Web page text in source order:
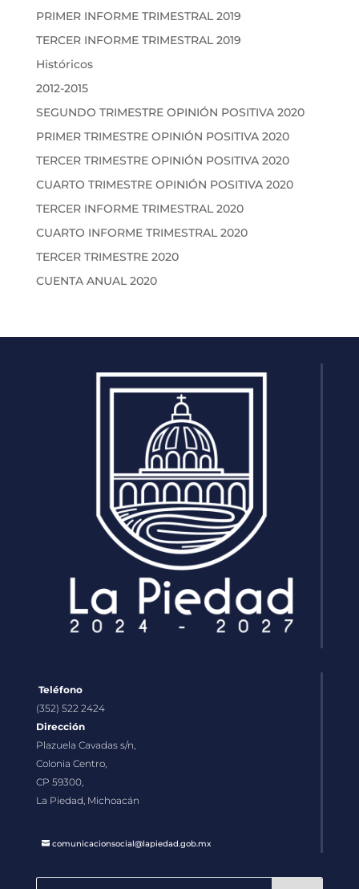
PRIMER INFORME TRIMESTRAL 2019
TERCER INFORME TRIMESTRAL 2019
Históricos
2012-2015
SEGUNDO TRIMESTRE OPINIÓN POSITIVA 2020
PRIMER TRIMESTRE OPINIÓN POSITIVA 2020
TERCER TRIMESTRE OPINIÓN POSITIVA 2020
CUARTO TRIMESTRE OPINIÓN POSITIVA 2020
TERCER INFORME TRIMESTRAL 2020
CUARTO INFORME TRIMESTRAL 2020
TERCER TRIMESTRE 2020
CUENTA ANUAL 2020
Teléfono
(352) 522 2424
Dirección
Plazuela Cavadas s/n,
Colonia Centro,
CP 59300,
La Piedad, Michoacán
comunicacionsocial@lapiedad.gob.mx